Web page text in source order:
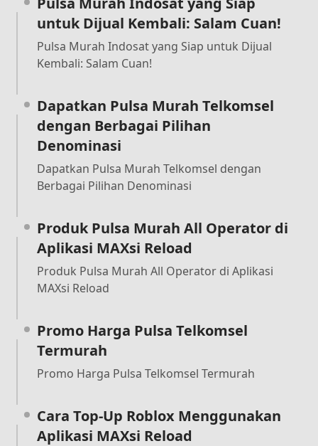
untuk Dijual Kembali: Salam Cuan!
Pulsa Murah Indosat yang Siap untuk Dijual
Kembali: Salam Cuan!
Dapatkan Pulsa Murah Telkomsel
dengan Berbagai Pilihan
Denominasi
Dapatkan Pulsa Murah Telkomsel dengan
Berbagai Pilihan Denominasi
Produk Pulsa Murah All Operator di
Aplikasi MAXsi Reload
Produk Pulsa Murah All Operator di Aplikasi
MAXsi Reload
Promo Harga Pulsa Telkomsel
Termurah
Promo Harga Pulsa Telkomsel Termurah
Cara Top-Up Roblox Menggunakan
Aplikasi MAXsi Reload